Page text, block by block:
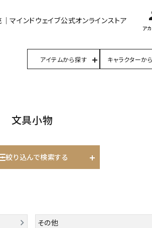
マインドウェイブ公式オンラインストア
ア
アイテムから探す キャラクターか
文具小物
絞り込んで検索する
その他